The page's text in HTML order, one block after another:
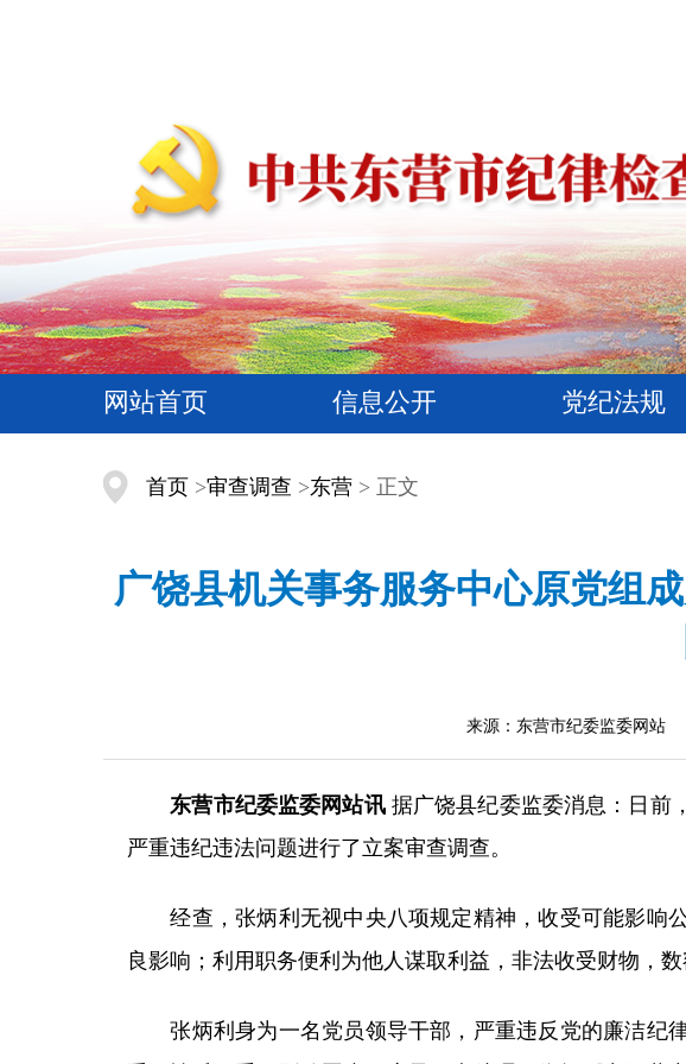
网站首页 信息公开 党纪法规
首页 >审查调查 >东营 > 正文
广饶县机关事务服务中心原党组
来源：东营市纪委监委网站
东营市纪委监委网站讯据广饶县纪委监委消息：日前
严重违纪违法问题进行了立案审查调查。
经查，张炳利无视中央八项规定精神，收受可能影响
良影响；利用职务便利为他人谋取利益，非法收受财物，数
张炳利身为一名党员领导干部，严重违反党的廉洁纪